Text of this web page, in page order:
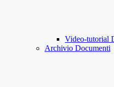
Video-tutorial
Archivio Documenti